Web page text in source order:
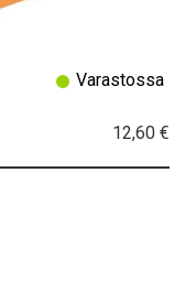
12,60 €
Varastossa